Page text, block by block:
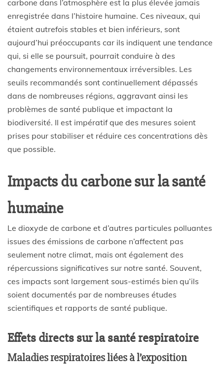
carbone dans l’atmosphère est la plus élevée jamais
enregistrée dans l’histoire humaine. Ces niveaux, qui
étaient autrefois stables et bien inférieurs, sont
aujourd’hui préoccupants car ils indiquent une tendance
qui, si elle se poursuit, pourrait conduire à des
changements environnementaux irréversibles. Les
seuils recommandés sont continuellement dépassés
dans de nombreuses régions, aggravant ainsi les
problèmes de santé publique et impactant la
biodiversité. Il est impératif que des mesures soient
prises pour stabiliser et réduire ces concentrations dès
que possible.
Impacts du carbone sur la santé
humaine
Le dioxyde de carbone et d’autres particules polluantes
issues des émissions de carbone n’affectent pas
seulement notre climat, mais ont également des
répercussions significatives sur notre santé. Souvent,
ces impacts sont largement sous-estimés bien qu’ils
soient documentés par de nombreuses études
scientifiques et rapports de santé publique.
Effets directs sur la santé respiratoire
Maladies respiratoires liées à l’exposition